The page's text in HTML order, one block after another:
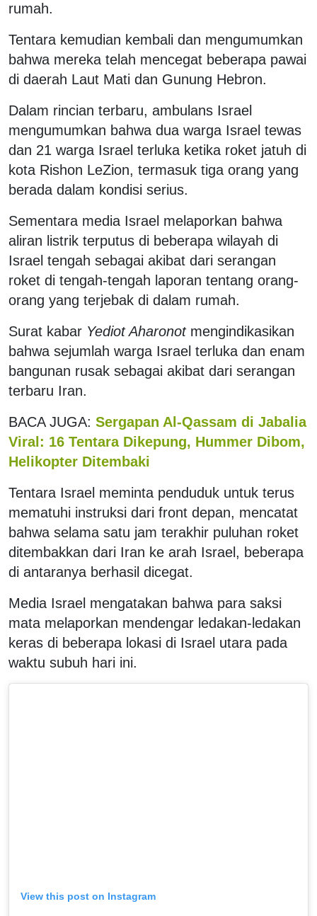
rumah.
Tentara kemudian kembali dan mengumumkan
bahwa mereka telah mencegat beberapa pawai
di daerah Laut Mati dan Gunung Hebron.
Dalam rincian terbaru, ambulans Israel
mengumumkan bahwa dua warga Israel tewas
dan 21 warga Israel terluka ketika roket jatuh di
kota Rishon LeZion, termasuk tiga orang yang
berada dalam kondisi serius.
Sementara media Israel melaporkan bahwa
aliran listrik terputus di beberapa wilayah di
Israel tengah sebagai akibat dari serangan
roket di tengah-tengah laporan tentang orang-
orang yang terjebak di dalam rumah.
Surat kabar Yediot Aharonotmengindikasikan
bahwa sejumlah warga Israel terluka dan enam
bangunan rusak sebagai akibat dari serangan
terbaru Iran.
BACA JUGA: Sergapan Al-Qassam di Jabalia
Viral: 16 Tentara Dikepung, Hummer Dibom,
Helikopter Ditembaki
Tentara Israel meminta penduduk untuk terus
mematuhi instruksi dari front depan, mencatat
bahwa selama satu jam terakhir puluhan roket
ditembakkan dari Iran ke arah Israel, beberapa
di antaranya berhasil dicegat.
Media Israel mengatakan bahwa para saksi
mata melaporkan mendengar ledakan-ledakan
keras di beberapa lokasi di Israel utara pada
waktu subuh hari ini.
View this post on Instagram